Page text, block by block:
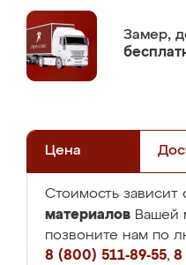
Замер,
Цена
Стоимость зависит
материалов Вашей
позвоните нам по
8 (800) 511-89-55, 8